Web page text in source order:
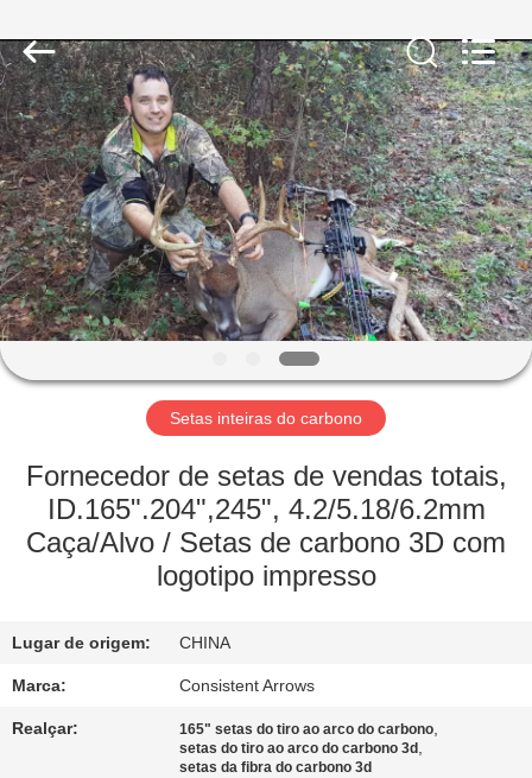
CASA
PRODUTOS
SOBRE
NÓS
EXCURSÃO
FÁBRICA
CONTROLE
CONTACTE-
NOS
Arrows.
All
Rights
Reserved.
Setas inteiras do carbono
Fornecedor de setas de vendas totais,
ID.165".204",245", 4.2/5.18/6.2mm
Caça/Alvo / Setas de carbono 3D com
logotipo impresso
Lugar de origem: CHINA
Marca: Consistent Arrows
Realçar: 165" setas do tiro ao arco do carbono,
setas do tiro ao arco do carbono 3d ,
setas da fibra do carbono 3d